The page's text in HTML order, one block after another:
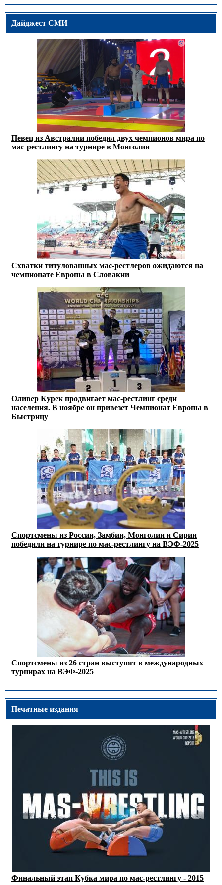
Дайджест СМИ
Певец из Австралии победил двух чемпионов мира по
мас-рестлингу на турнире в Монголии
Схватки титулованных мас-рестлеров ожидаются на
чемпионате Европы в Словакии
Оливер Курек продвигает мас-рестлинг среди
населения. В ноябре он привезет Чемпионат Европы в
Быстрицу
Спортсмены из России, Замбии, Монголии и Сирии
победили на турнире по мас-рестлингу на ВЭФ-2025
Спортсмены из 26 стран выступят в международных
турнирах на ВЭФ-2025
Печатные издания
Финальный этап Кубка мира по мас-рестлингу - 2015